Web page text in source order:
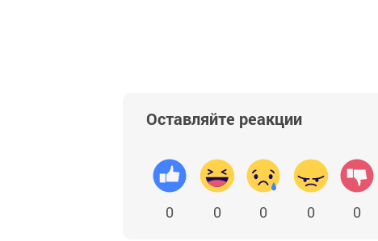
Оставляйте реакции
0 0 0 0 0